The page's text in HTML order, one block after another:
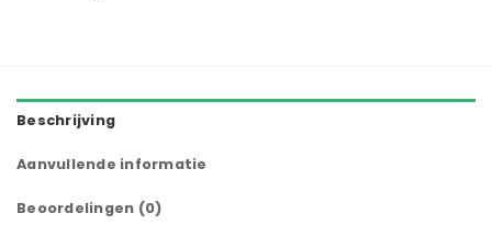
Beschrijving
Aanvullende informatie
Beoordelingen (0)